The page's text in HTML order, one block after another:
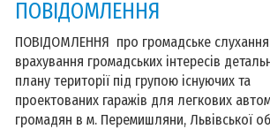
ПОВІДОМЛЕННЯ
ПОВІДОМЛЕННЯ про громадське
врахування громадських інтересів
плану території під групою існуючих та
проектованих гаражів для легкових
громадян в м. Перемишляни, Львівської